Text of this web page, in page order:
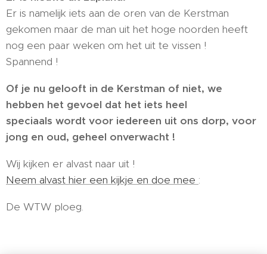
Er is namelijk iets aan de oren van de Kerstman
gekomen maar de man uit het hoge noorden heeft
nog een paar weken om het uit te vissen !
Spannend !
Of je nu gelooft in de Kerstman of niet, we
hebben het gevoel dat het iets heel
speciaals wordt voor iedereen uit ons dorp, voor
jong en oud, geheel onverwacht !
Wij kijken er alvast naar uit !
Neem alvast hier een kijkje en doe mee :
De WTW ploeg.